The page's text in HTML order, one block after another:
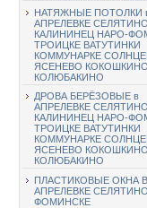
НАТЯЖНЫЕ ПОТОЛКИ
АПРЕЛЕВКЕ СЕЛЯТИНО
КАЛИНИНЕЦ НАРО-
ТРОИЦКЕ ВАТУТИНКИ
КОММУНАРКЕ
ЯСЕНЕВО КОКОШКИНО
КОЛЮБАКИНО
ДРОВА БЕРЁЗОВЫЕ в
АПРЕЛЕВКЕ СЕЛЯТИНО
КАЛИНИНЕЦ НАРО-
ТРОИЦКЕ ВАТУТИНКИ
КОММУНАРКЕ
ЯСЕНЕВО КОКОШКИНО
КОЛЮБАКИНО
ПЛАСТИКОВЫЕ ОКНА В
АПРЕЛЕВКЕ
ФОМИНСКЕ